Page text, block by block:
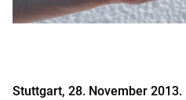
Stuttgart, 28. November 2013.